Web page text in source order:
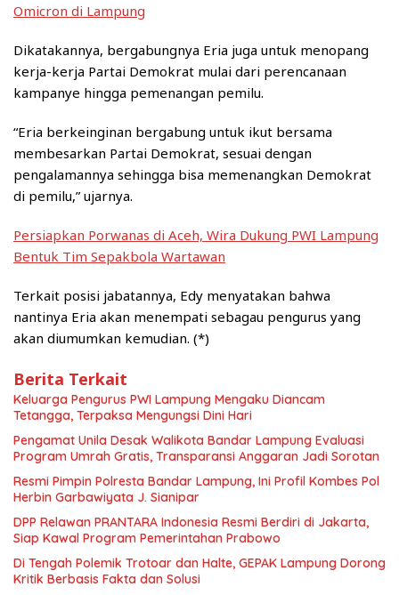
Omicron di Lampung
Dikatakannya, bergabungnya Eria juga untuk menopang
kerja-kerja Partai Demokrat mulai dari perencanaan
kampanye hingga pemenangan pemilu.
“Eria berkeinginan bergabung untuk ikut bersama
membesarkan Partai Demokrat, sesuai dengan
pengalamannya sehingga bisa memenangkan Demokrat
di pemilu,” ujarnya.
Persiapkan Porwanas di Aceh, Wira Dukung PWI Lampung
Bentuk Tim Sepakbola Wartawan
Terkait posisi jabatannya, Edy menyatakan bahwa
nantinya Eria akan menempati sebagau pengurus yang
akan diumumkan kemudian. (*)
Berita Terkait
Keluarga Pengurus PWI Lampung Mengaku Diancam
Tetangga, Terpaksa Mengungsi Dini Hari
Pengamat Unila Desak Walikota Bandar Lampung Evaluasi
Program Umrah Gratis, Transparansi Anggaran Jadi Sorotan
Resmi Pimpin Polresta Bandar Lampung, Ini Profil Kombes Pol
Herbin Garbawiyata J. Sianipar
DPP Relawan PRANTARA Indonesia Resmi Berdiri di Jakarta,
Siap Kawal Program Pemerintahan Prabowo
Di Tengah Polemik Trotoar dan Halte, GEPAK Lampung Dorong
Kritik Berbasis Fakta dan Solusi